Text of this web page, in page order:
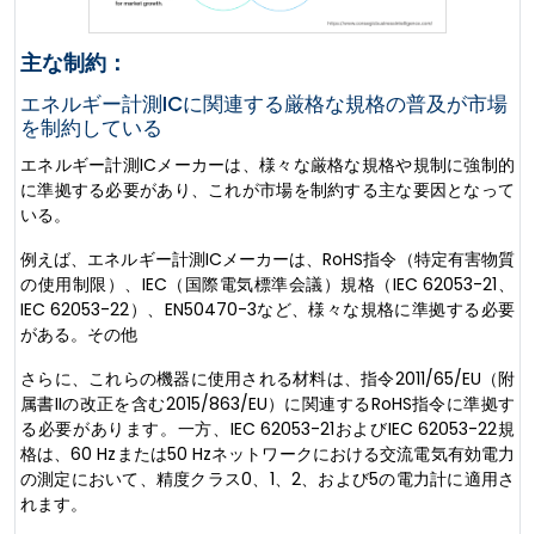
主な制約：
エネルギー計測ICに関連する厳格な規格の普及が市場
を制約している
エネルギー計測ICメーカーは、様々な厳格な規格や規制に強制的
に準拠する必要があり、これが市場を制約する主な要因となって
いる。
例えば、エネルギー計測ICメーカーは、RoHS指令（特定有害物質
の使用制限）、IEC（国際電気標準会議）規格（IEC 62053-21、
IEC 62053-22）、EN50470-3など、様々な規格に準拠する必要
がある。その他
さらに、これらの機器に使用される材料は、指令2011/65/EU（附
属書IIの改正を含む2015/863/EU）に関連するRoHS指令に準拠す
る必要があります。一方、IEC 62053-21およびIEC 62053-22規
格は、60 Hzまたは50 Hzネットワークにおける交流電気有効電力
の測定において、精度クラス0、1、2、および5の電力計に適用さ
れます。